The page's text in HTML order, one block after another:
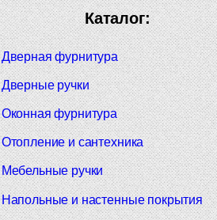
Каталог:
Дверная фурнитура
Дверные ручки
Оконная фурнитура
Отопление и сантехника
Мебельные ручки
Напольные и настенные покрытия